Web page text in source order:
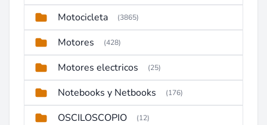
Motocicleta (3865)
Motores (428)
Motores electricos (25)
Notebooks y Netbooks (176)
OSCILOSCOPIO (12)